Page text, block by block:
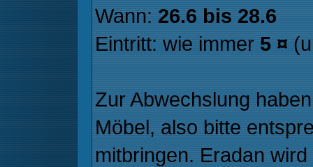
Wann: 26.6 bis 28.6
Eintritt: wie immer 5 ¤
Zur Abwechslung
Möbel, also bitte
mitbringen. Eradan